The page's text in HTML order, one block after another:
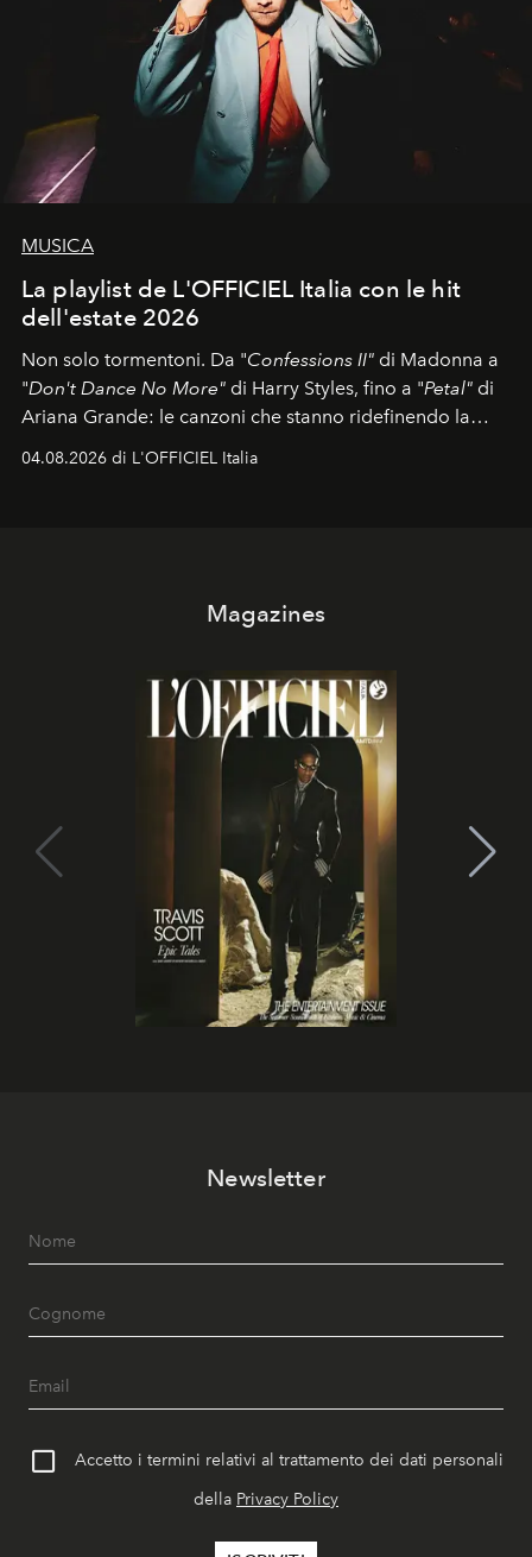
MUSICA
La playlist de L'OFFICIEL Italia con le hit
dell'estate 2026
Non solo tormentoni. Da "Confessions II" di Madonna a
"Don't Dance No More" di Harry Styles, fino a "Petal" di
Ariana Grande: le canzoni che stanno ridefinendo la
colonna sonora della stagione.
04.08.2026 di L'OFFICIEL Italia
Magazines
Newsletter
Accetto i termini relativi al trattamento dei dati personali
della Privacy Policy